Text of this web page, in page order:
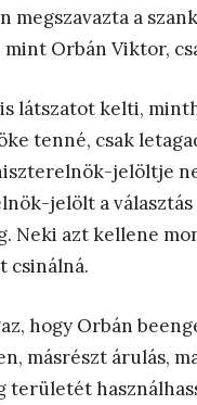
a
Orbán Viktor,
látszatot kelti,
tenné, csak
jelöltje
jelölt a
Neki azt kellene
csinálná.
hogy Orbán
másrészt árulás,